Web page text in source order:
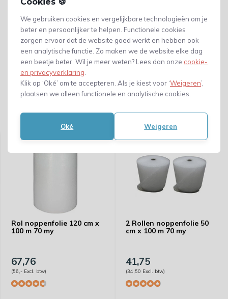
We gebruiken cookies en vergelijkbare technologieën om je
beter en persoonlijker te helpen. Functionele cookies
zorgen ervoor dat de website goed werkt en hebben ook
een analytische functie. Zo maken we de website elke dag
een beetje beter. Wil je meer weten? Lees dan onze cookie-
en privacyverklaring
Klik op ‘Oké’ om te accepteren. Als je kiest voor ‘Weigeren’,
plaatsen we alleen functionele en analytische cookies.
Oké Weigeren
Gerelateerde producten
Rol noppenfolie 120 cm x
100 m 70 my
67,76
(56,- Excl. btw)
2 Rollen noppenfolie 50
cm x 100 m 70 my
41,75
(34,50 Excl. btw)